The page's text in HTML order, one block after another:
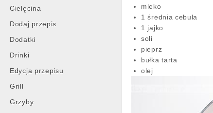
Cielęcina
Dodaj przepis
Dodatki
Drinki
Edycja przepisu
Grill
Grzyby
mleko
1 średnia cebula
1 jajko
soli
pieprz
bułka tarta
olej